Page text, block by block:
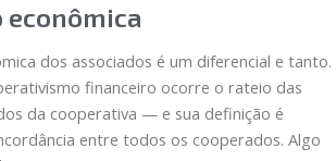
econômica
dos associados é um diferencial e tanto.
financeiro ocorre o rateio das
da cooperativa — e sua definição é
entre todos os cooperados. Algo